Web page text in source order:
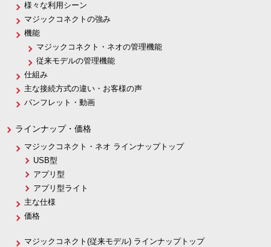
様々な利用シーン
マジックコネクトの強み
機能
マジックコネクト・ネオの管理機能
従来モデルの管理機能
仕組み
主な接続方式の違い・お客様の声
パンフレット・動画
ラインナップ・価格
マジックコネクト・ネオ ラインナップトップ
USB型
アプリ型
アプリ型ライト
主な仕様
価格
マジックコネクト(従来モデル) ラインナップトップ